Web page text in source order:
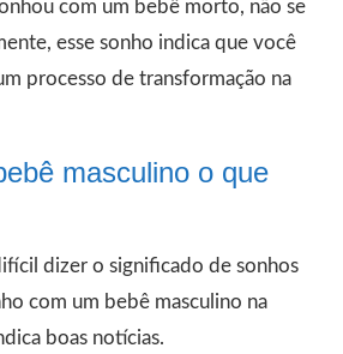
com um bebê morto, não se
esse sonho indica que você
processo de transformação na
masculino o que
dizer o significado de sonhos
com um bebê masculino na
boas notícias.